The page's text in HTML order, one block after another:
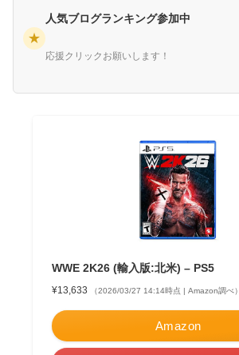
★
人気ブログランキング参加中
応援クリックお願いします！
WWE 2K26 (輸入版:北米) – PS5
¥13,633 （2026/03/27 14:14時点 | Amazon調べ）
Amazon